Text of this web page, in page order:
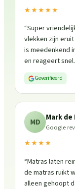
★★★★★
“Super
vlekken zijn
is meedenkend
en reageert snel.
Geverifieerd
MD Mark de
Google
★★★★
“Matras laten
de matras ruikt
alleen gehoopt